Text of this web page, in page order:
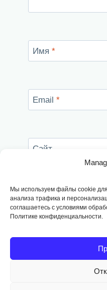
Мы используем файлы cookie
анализа трафика и
соглашаетесь с условиями
Политике конфиденциальности.
Имя *
Email *
Сайт
этом браузере
комментариев.